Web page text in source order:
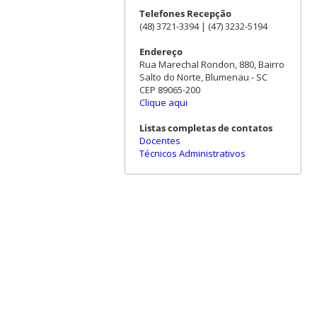
Telefones Recepção
(48) 3721-3394 | (47) 3232-5194
Endereço
Rua Marechal Rondon, 880, Bairro
Salto do Norte, Blumenau - SC
CEP 89065-200
Clique aqui
Listas completas de contatos
Docentes
Técnicos Administrativos